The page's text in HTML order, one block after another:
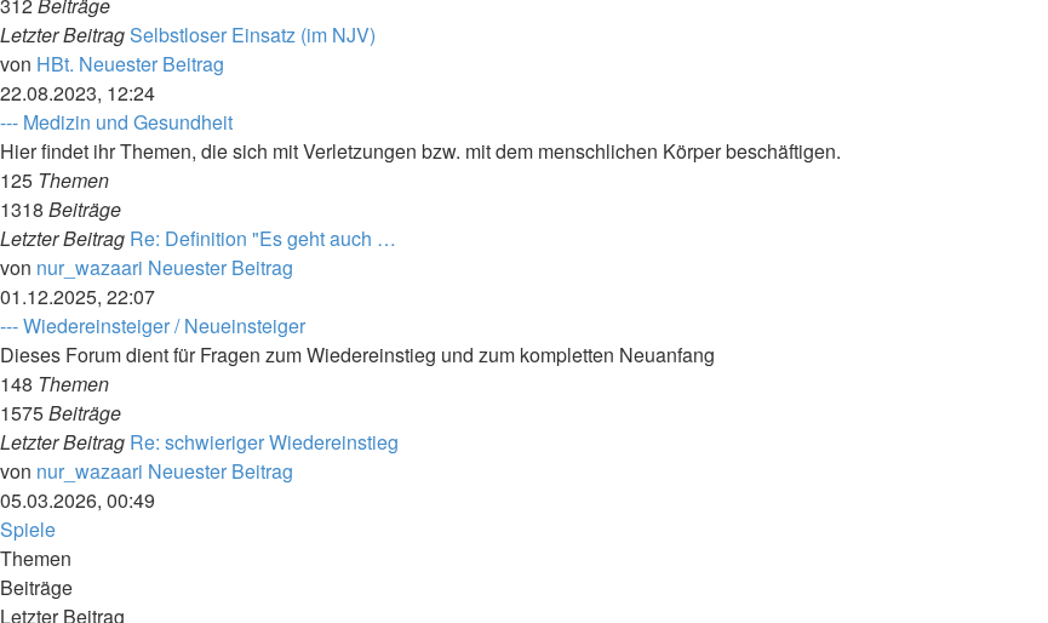
Letzter BeitragSelbstloser Einsatz (im NJV)
von HBt. Neuester Beitrag
22.08.2023, 12:24
--- Medizin und Gesundheit
Hier findet ihr Themen, die sich mit Verletzungen bzw. mit dem menschlichen Körper beschäftigen.
125 Themen
1318 Beiträge
Letzter Beitrag Re: Definition "Es geht auch …
von nur_wazaari Neuester Beitrag
01.12.2025, 22:07
--- Wiedereinsteiger / Neueinsteiger
Dieses Forum dient für Fragen zum Wiedereinstieg und zum kompletten Neuanfang
148 Themen
1575Beiträge
Letzter Beitrag Re: schwieriger Wiedereinstieg
von nur_wazaari Neuester Beitrag
05.03.2026, 00:49
Spiele
Themen
Beiträge
Letzter Beitrag